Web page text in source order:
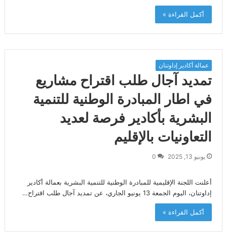
أكمل القراءة »
عمالة أكادير إداوتنان
تمديد آجال طلب اقتراح مشاريع
في اطار المبادرة الوطنية للتنمية
البشرية بأكادير فرصة لعديد
التعاونيات بالإقليم
يونيو 13, 2025 0
أعلنت اللجنة الإقليمية للمبادرة الوطنية للتنمية البشرية بعمالة أكادير
إداوتنان، اليوم الجمعة 13 يونيو الجاري، عن تمديد آجال طلب اقتراح…
أكمل القراءة »